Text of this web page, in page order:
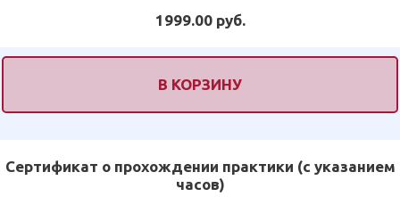
1999.00 руб.
В КОРЗИНУ
Сертификат о прохождении практики (с указанием
часов)